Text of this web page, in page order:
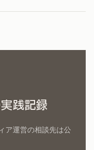
実践記録
ア運営の相談先は公